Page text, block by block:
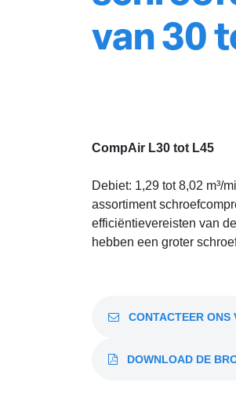
van 30
CompAir L30 tot L45
Debiet: 1,29 tot 8,02 m³/
assortiment
efficiëntievereisten van
hebben een groter
CONTACTEER ONS
DOWNLOAD DE